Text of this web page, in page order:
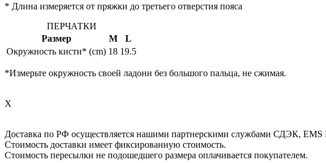
* Длина измеряется от пряжки до третьего отверстия пояса
ПЕРЧАТКИ
Размер
M
L
Окружность кисти* (cm) 18 19.5
*Измерьте окружность своей ладони без большого пальца, не сжимая.
X
Доставка по РФ осуществляется нашими партнерскими службами СДЭК,
Стоимость доставки имеет фиксированную стоимость.
Стоимость пересылки не подошедшего размера оплачивается покупателем.